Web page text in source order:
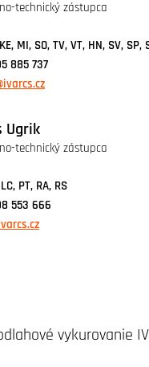
technický zástupca
MI, SO, TV, VT, HN, SV, SP,
885 737
Ugrik
technický zástupca
PT, RA, RS
553 666